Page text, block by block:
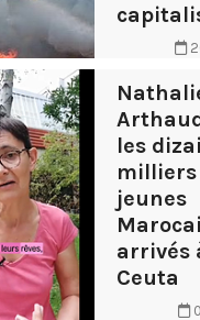
les
milliers
jeunes
arrivés
Ceuta